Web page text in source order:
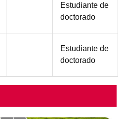
Función
Estudiante de
doctorado
Función
Estudiante de
doctorado